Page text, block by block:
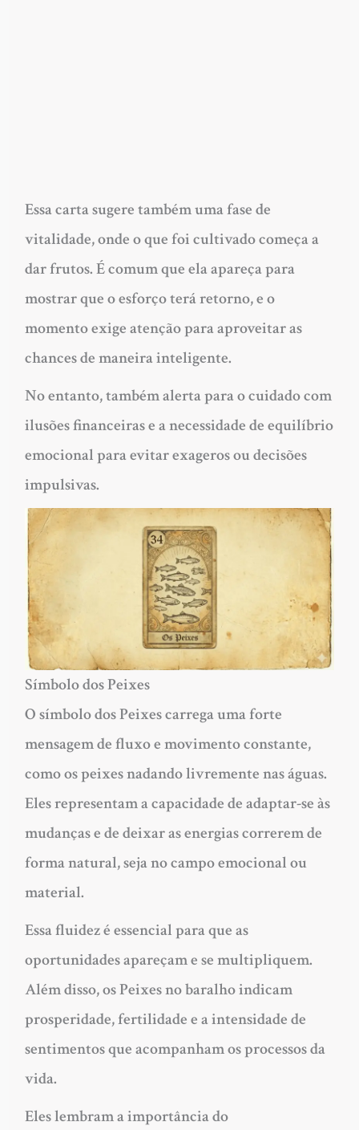
Essa carta sugere também uma fase de
vitalidade, onde o que foi cultivado começa a
dar frutos. É comum que ela apareça para
mostrar que o esforço terá retorno, e o
momento exige atenção para aproveitar as
chances de maneira inteligente.
No entanto, também alerta para o cuidado com
ilusões financeiras e a necessidade de equilíbrio
emocional para evitar exageros ou decisões
impulsivas.
Símbolo dos Peixes
O símbolo dos Peixes carrega uma forte
mensagem de fluxo e movimento constante,
como os peixes nadando livremente nas águas.
Eles representam a capacidade de adaptar-se às
mudanças e de deixar as energias correrem de
forma natural, seja no campo emocional ou
material.
Essa fluidez é essencial para que as
oportunidades apareçam e se multipliquem.
Além disso, os Peixes no baralho indicam
prosperidade, fertilidade e a intensidade de
sentimentos que acompanham os processos da
vida.
Eles lembram a importância do